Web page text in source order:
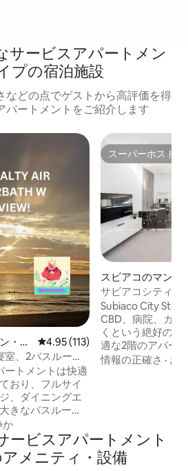
サービスアパートメン
プの宿泊施設
などの点でゲストから高評価を得
パートメントをご紹介します
・ア
レビュー113件、5つ星中4.95つ
4.95 (113)
室、2バスルー
ートメントは快適
おり、フルサイ
、ダイニングエ
きなバスルー
・乾燥機）が備
ーベッドルームス
ートテレビ。 レ
ーチまで徒歩圏
か
スーパーホスト
スーパーホスト
スビアコのマンシ
サビアコシティの
街、カフェ、病院
Subiaco City Stay
CBD、病院、カ
くという絶好の
適な2階のアパートメ
ートメントには、
あります。無料の
ヒーポッドをご用意
医療滞在、都市で
情報の正確さ · お
ービスアパートメント
メニティ・設備